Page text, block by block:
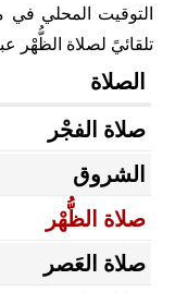
التوقيت المحلي في
تلقائيً لصلاة الظُّهْر
الصلاة
صلاة الفجْر
الشروق
صلاة الظُّهْر
صلاة العَصر